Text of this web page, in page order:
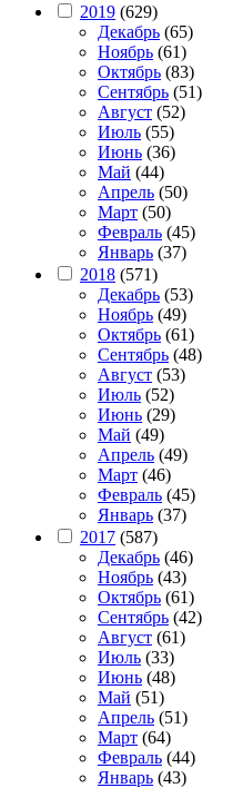
2019 (629)
Декабрь (65)
Ноябрь (61)
Октябрь (83)
Сентябрь (51)
Август (52)
Июль (55)
Июнь (36)
Май (44)
Апрель (50)
Март (50)
Февраль (45)
Январь (37)
2018 (571)
Декабрь (53)
Ноябрь (49)
Октябрь (61)
Сентябрь (48)
Август (53)
Июль (52)
Июнь (29)
Май (49)
Апрель (49)
Март (46)
Февраль (45)
Январь (37)
2017 (587)
Декабрь (46)
Ноябрь (43)
Октябрь (61)
Сентябрь (42)
Август (61)
Июль (33)
Июнь (48)
Май (51)
Апрель (51)
Март (64)
Февраль (44)
Январь (43)